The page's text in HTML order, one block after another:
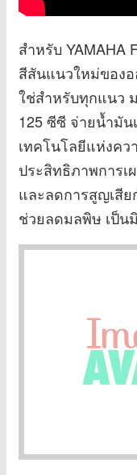
สำหรับ YAMAHA
สีสันแนวใหม่ของ
ใช่สำหรับทุกแนว
125 ซีซี จ่ายน้ำมัน
เทคโนโลยีแห่งคว
ประสิทธิภาพการ
และลดการสูญเสี
ช่วยลดมลพิษ เป็